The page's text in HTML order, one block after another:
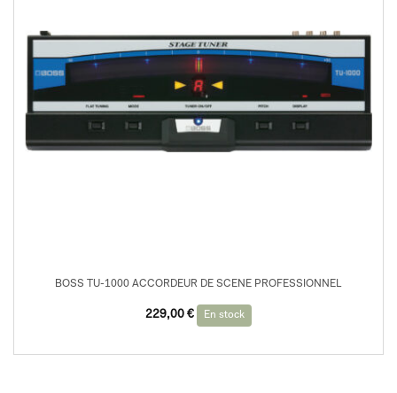
BOSS TU-1000 ACCORDEUR DE SCENE PROFESSIONNEL
229,00 € En stock